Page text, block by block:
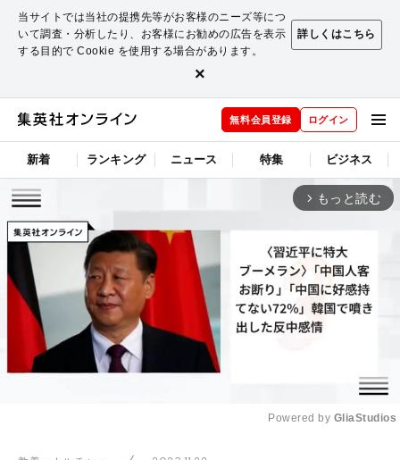
当サイトでは当社の提携先等がお客様のニーズ等につ
いて調査・分析したり、お客様にお勧めの広告を表示
する目的で Cookie を使用する場合があります。
詳しくはこちら
×
無料会員登録 ログイン
新着 ランキング ニュース 特集 ビジネス
arrow_forward_ios もっと読む
Powered by GliaStudios